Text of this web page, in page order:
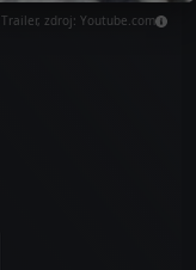
Trailer, zdroj: Youtube.com